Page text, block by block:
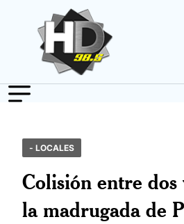
- LOCALES
Colisión entre dos
la madrugada de